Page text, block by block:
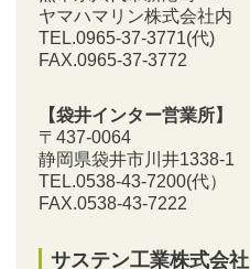
ヤマハマリン株式会社内
TEL.0965-37-3771(代)
FAX.0965-37-3772
【袋井インター営業所】
〒437-0064
静岡県袋井市川井1338-1
TEL.0538-43-7200(代）
FAX.0538-43-7222
サステン工業株式会社